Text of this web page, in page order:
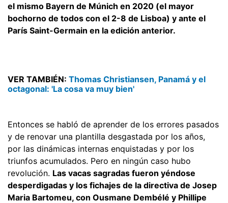
el mismo Bayern de Múnich en 2020 (el mayor
bochorno de todos con el 2-8 de Lisboa) y ante el
París Saint-Germain en la edición anterior.
VER TAMBIÉN: Thomas Christiansen, Panamá y el
octagonal: 'La cosa va muy bien'
Entonces se habló de aprender de los errores pasados
y de renovar una plantilla desgastada por los años,
por las dinámicas internas enquistadas y por los
triunfos acumulados. Pero en ningún caso hubo
revolución. Las vacas sagradas fueron yéndose
desperdigadas y los fichajes de la directiva de Josep
Maria Bartomeu, con Ousmane Dembélé y Phillipe